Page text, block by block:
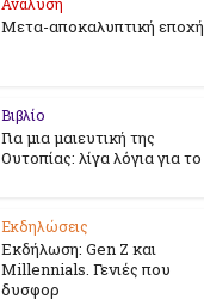
Ανάλυση
Μετα-αποκαλυπτική εποχή
Βιβλίο
Για μια μαιευτική της
Ουτοπίας: λίγα λόγια για το
Εκδηλώσεις
Εκδήλωση: Gen Z και
Millennials. Γενιές που
δυσφορ